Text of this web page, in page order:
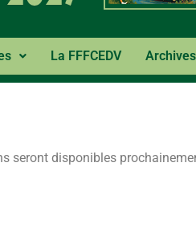
La FFFCEDV Archives
seront disponibles